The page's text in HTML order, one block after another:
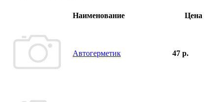
Наименование Цена
Автогерметик 47 р.